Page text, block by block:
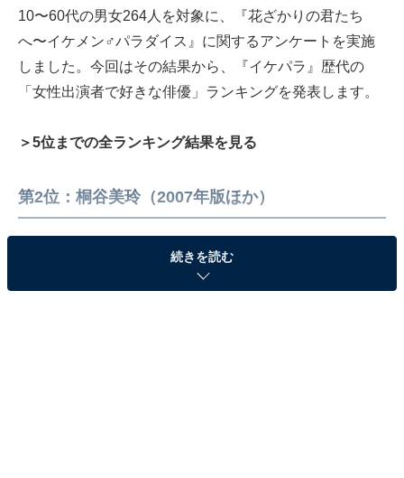
10〜60代の男女264人を対象に、『花ざかりの君たち
へ〜イケメン♂パラダイス』に関するアンケートを実施
しました。今回はその結果から、『イケパラ』歴代の
「女性出演者で好きな俳優」ランキングを発表します。
＞5位までの全ランキング結果を見る
第2位：桐谷美玲（2007年版ほか）
続きを読む